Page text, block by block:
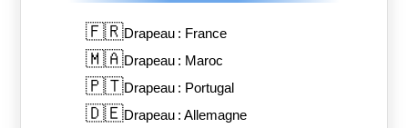
🇫🇷Drapeau : France
🇲🇦Drapeau : Maroc
🇵🇹Drapeau : Portugal
🇩🇪Drapeau : Allemagne